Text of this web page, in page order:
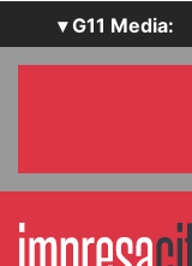
▾ G11 Media:
SecurityOpenLab